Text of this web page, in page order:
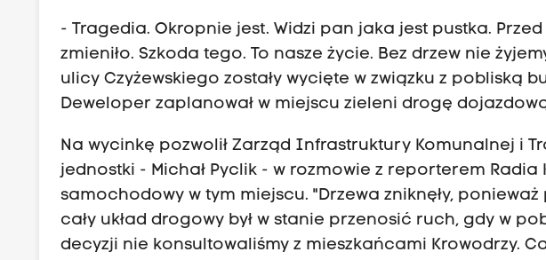
- Tragedia. Okropnie jest. Widzi pan jaka jest pustka.
zmieniło. Szkoda tego. To nasze życie. Bez drzew nie
ulicy Czyżewskiego zostały wycięte w związku z pobliską
Deweloper zaplanował w miejscu zieleni drogę
Na wycinkę pozwolił Zarząd Infrastruktury Komunalnej i
jednostki - Michał Pyclik - w rozmowie z reporterem Radia
samochodowy w tym miejscu. "Drzewa zniknęły,
cały układ drogowy był w stanie przenosić ruch, gdy w
decyzji nie konsultowaliśmy z mieszkańcami Krowodrzy.